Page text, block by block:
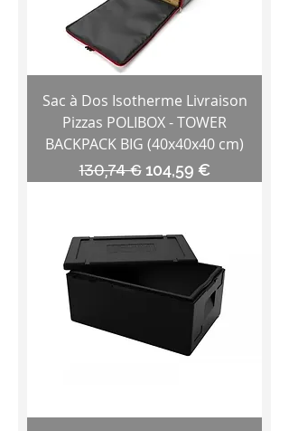
Sac à Dos Isotherme Livraison
Pizzas POLIBOX - TOWER
BACKPACK BIG (40x40x40 cm)
Prix original
130,74 € Prix promotionnel
104,59 €